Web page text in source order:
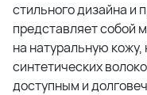
стильного дизайна и
представляет собой
на натуральную
синтетических
доступным и